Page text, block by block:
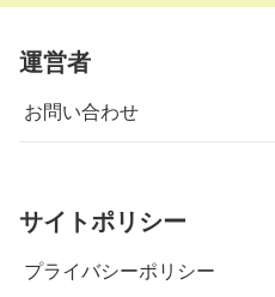
運営者
お問い合わせ
サイトポリシー
プライバシーポリシー